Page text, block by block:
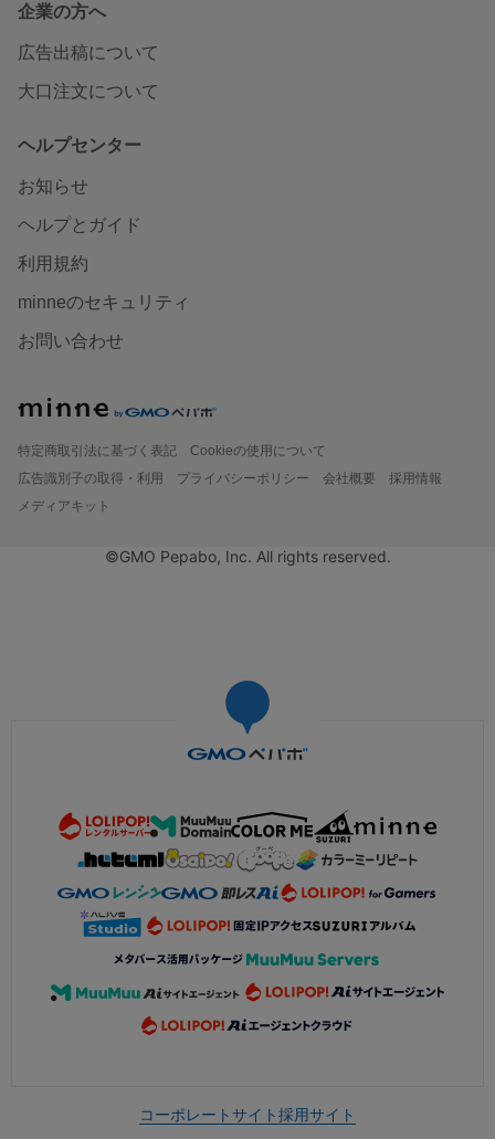
企業の方へ
広告出稿について
大口注文について
ヘルプセンター
お知らせ
ヘルプとガイド
利用規約
minneのセキュリティ
お問い合わせ
特定商取引法に基づく表記
Cookieの使用について
広告識別子の取得・利用
プライバシーポリシー 会社概要
採用情報
メディアキット
©GMO Pepabo, Inc. All rights reserved.
コーポレートサイト採用サイト